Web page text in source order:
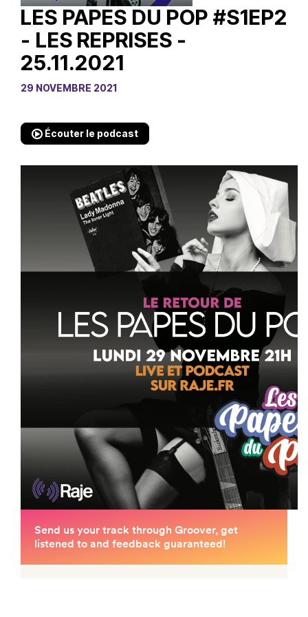
LES PAPES DU POP #S1EP2
- LES REPRISES -
25.11.2021
29 NOVEMBRE 2021
Écouter le podcast